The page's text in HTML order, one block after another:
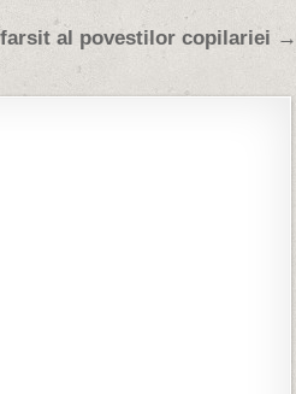
al povestilor copilariei →